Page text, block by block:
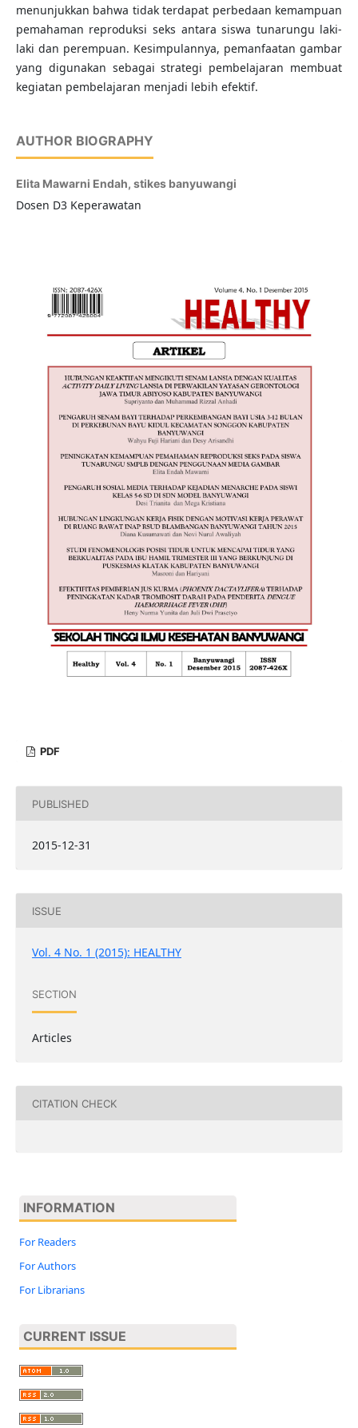
menunjukkan bahwa tidak terdapat perbedaan kemampuan
pemahaman reproduksi seks antara siswa tunarungu laki-
laki dan perempuan. Kesimpulannya, pemanfaatan gambar
yang digunakan sebagai strategi pembelajaran membuat
kegiatan pembelajaran menjadi lebih efektif.
AUTHOR BIOGRAPHY
Elita Mawarni Endah, stikes banyuwangi
Dosen D3 Keperawatan
PDF
PUBLISHED
2015-12-31
ISSUE
Vol. 4 No. 1 (2015): HEALTHY
SECTION
Articles
CITATION CHECK
INFORMATION
For Readers
For Authors
For Librarians
CURRENT ISSUE